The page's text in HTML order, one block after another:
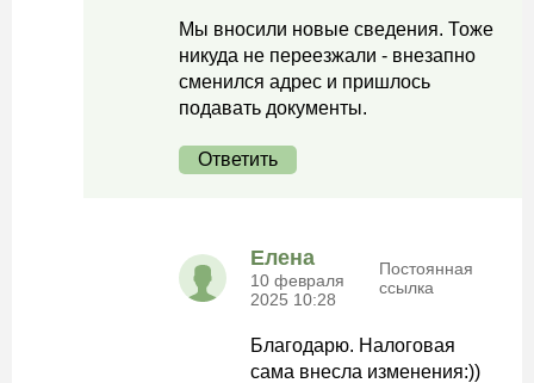
Мы вносили новые сведения. Тоже
никуда не переезжали - внезапно
сменился адрес и пришлось
подавать документы.
Ответить
Елена
10 февраля
2025 10:28
Постоянная
ссылка
Благодарю. Налоговая
сама внесла изменения:))